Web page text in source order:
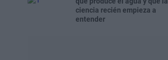
ciencia recién empieza a
entender